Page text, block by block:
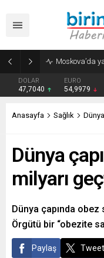
DOLAR
47,7040
EURO
54,9979
Anasayfa Sağlık
Dünya
milyarı
Dünya çapında obez
Örgütü bir “obezite
Paylaş